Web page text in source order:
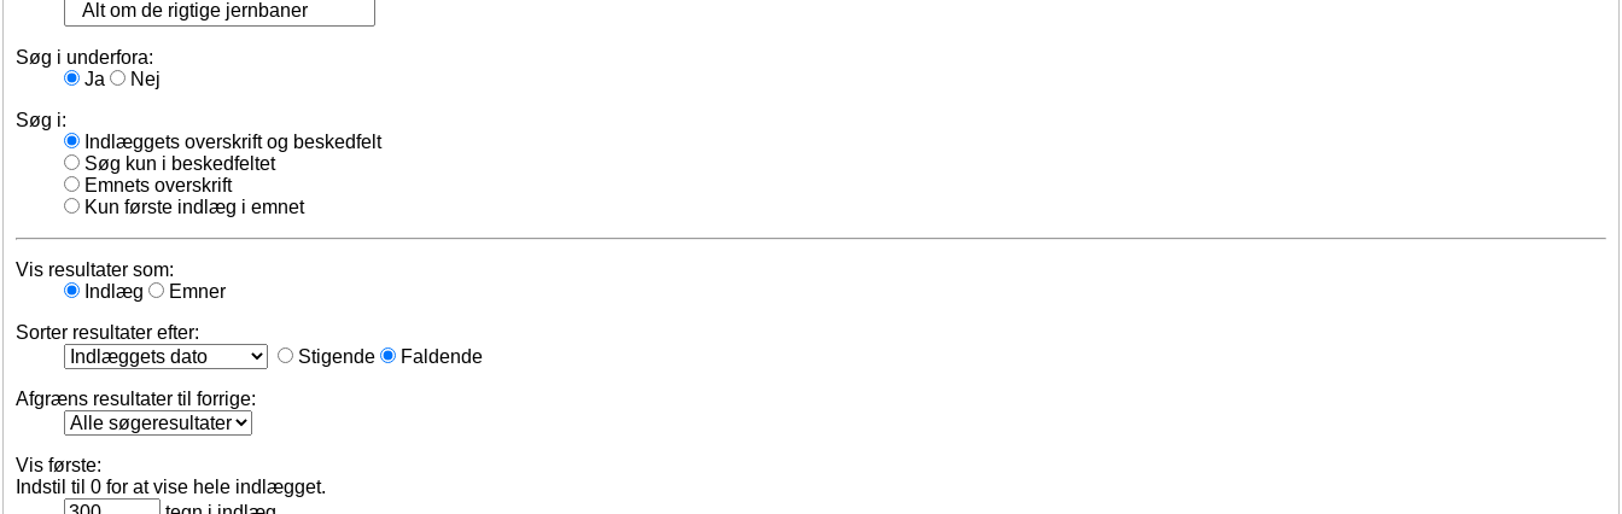
Søg i underfora:
Ja
Nej
Søg i:
Indlæggets overskrift og beskedfelt
Søg kun i beskedfeltet
Emnets overskrift
Kun første indlæg i emnet
Vis resultater som:
Indlæg
Emner
Sorter resultater efter:
Stigende
Faldende
Afgræns resultater til forrige:
Vis første:
Indstil til 0 for at vise hele indlægget.